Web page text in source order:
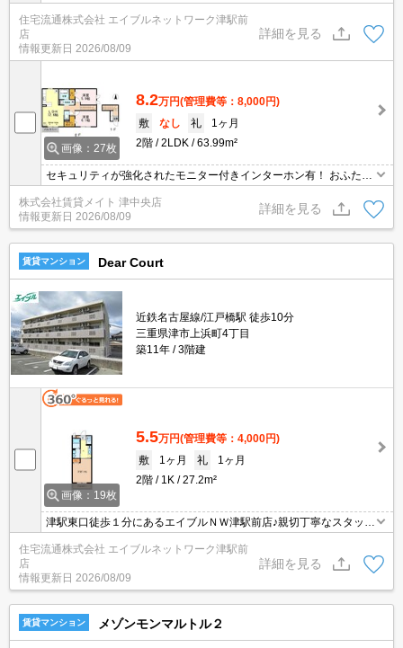
ぐの場所です♪♪
住宅流通株式会社 エイブルネットワーク津駅前
店
情報更新日 2026/08/09
詳細を見る
画像：27枚
8.2万円(管理費等：8,000円)
敷
なし 礼
1ヶ月
2階
2LDK 63.99m²
セキュリティが強化されたモニター付きインターホン有！ おふたり
の幸せな時間が有意義になること間違いなしのカップル様にオスス
メ物件です♪ぜひ一度おふたりでご内覧ください！
株式会社賃貸メイト 津中央店
情報更新日 2026/08/09
詳細を見る
賃貸マンション Dear Court
近鉄名古屋線/江戸橋駅 徒歩10分
三重県津市上浜町4丁目
築11年
3階建
画像：19枚
5.5万円(管理費等：4,000円)
敷
1ヶ月 礼
1ヶ月
2階
1K 27.2m²
津駅東口徒歩１分にあるエイブルＮＷ津駅前店♪親切丁寧なスタッフ
がお客様にあったお部屋探しをしてくれます＊。お部屋探しが初め
て！と言う方も、何度もしてるよ♪と言う方も、是非一度足を運んで
住宅流通株式会社 エイブルネットワーク津駅前
店
情報更新日 2026/08/09
詳細を見る
賃貸マンション メゾンモンマルトル２